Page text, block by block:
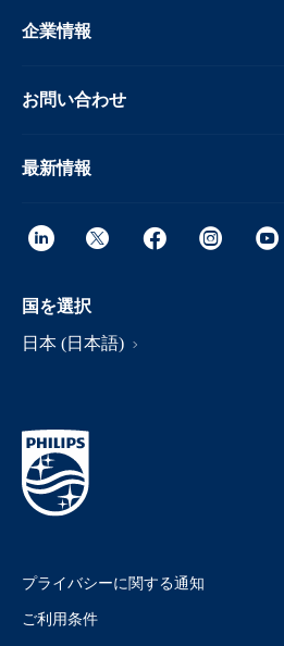
企業情報
お問い合わせ
最新情報
国を選択
日本 (日本語)
プライバシーに関する通知
ご利用条件